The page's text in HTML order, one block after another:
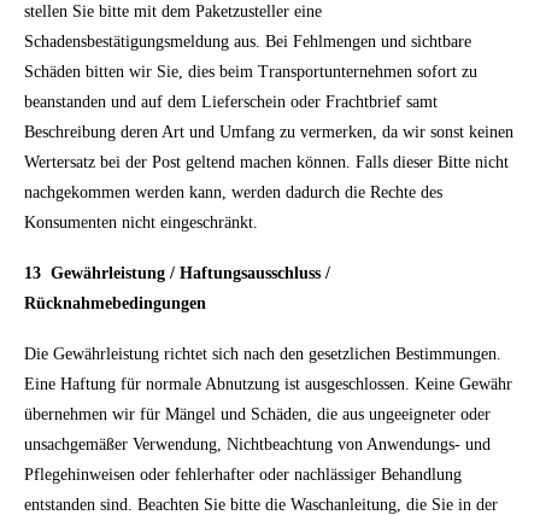
stellen Sie bitte mit dem Paketzusteller eine
Schadensbestätigungsmeldung aus. Bei Fehlmengen und sichtbare
Schäden bitten wir Sie, dies beim Transportunternehmen sofort zu
beanstanden und auf dem Lieferschein oder Frachtbrief samt
Beschreibung deren Art und Umfang zu vermerken, da wir sonst keinen
Wertersatz bei der Post geltend machen können. Falls dieser Bitte nicht
nachgekommen werden kann, werden dadurch die Rechte des
Konsumenten nicht eingeschränkt.
13 Gewährleistung / Haftungsausschluss /
Rücknahmebedingungen
Die Gewährleistung richtet sich nach den gesetzlichen Bestimmungen.
Eine Haftung für normale Abnutzung ist ausgeschlossen. Keine Gewähr
übernehmen wir für Mängel und Schäden, die aus ungeeigneter oder
unsachgemäßer Verwendung, Nichtbeachtung von Anwendungs- und
Pflegehinweisen oder fehlerhafter oder nachlässiger Behandlung
entstanden sind. Beachten Sie bitte die Waschanleitung, die Sie in der